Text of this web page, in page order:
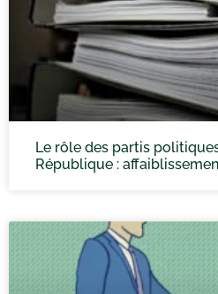
Le rôle des partis
République :